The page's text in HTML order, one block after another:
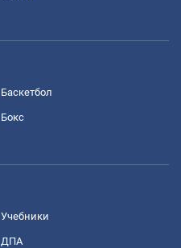
Баскетбол
Бокс
Учебники
ДПА